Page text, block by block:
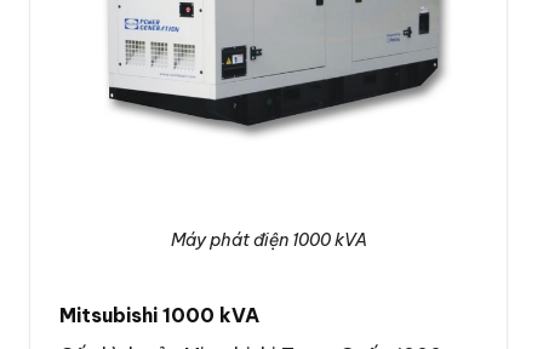
Máy phát điện 1000 kVA
Mitsubishi 1000 kVA